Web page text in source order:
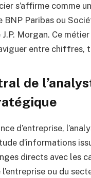
s’affirme comme
BNP Paribas ou
Morgan. Ce
entre chiffres,
de
d’entreprise,
d’informations
directs avec les
ou du